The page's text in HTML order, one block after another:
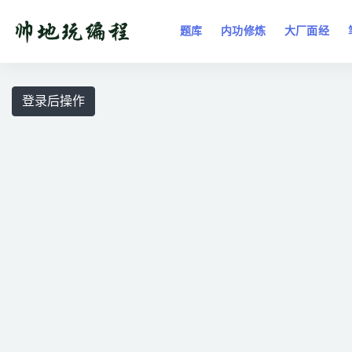
题库 内功修炼 大厂面经
登录后操作